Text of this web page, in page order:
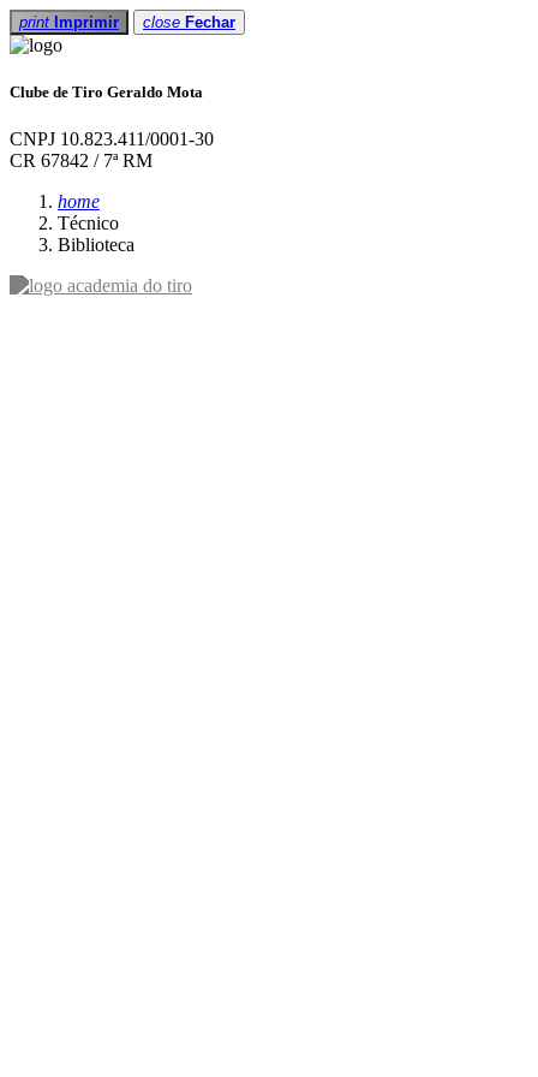
print Imprimir close Fechar
Clube de Tiro Geraldo Mota
CNPJ 10.823.411/0001-30
CR 67842 / 7ª RM
home
Técnico
Biblioteca